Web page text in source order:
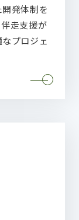
発体制を
走支援が
プロジェ